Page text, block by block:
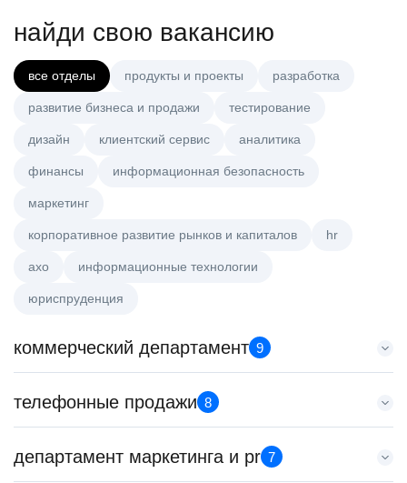
найди свою вакансию
все отделы продукты и проекты разработка
развитие бизнеса и продажи тестирование
дизайн клиентский сервис аналитика
финансы информационная безопасность
маркетинг
корпоративное развитие рынков и капиталов hr
axo информационные технологии
юриспруденция
коммерческий департамент 9
Старший аналитик клиентской эффективности
HeadHunter::Коммерческий департамент
з/п не указана
телефонные продажи 8
HeadHunter::Телефонные продажи
департамент маркетинга и pr 7